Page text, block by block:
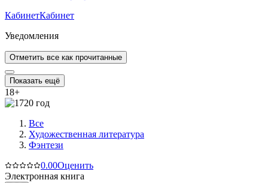
КабинетКабинет
Уведомления
Отметить все как прочитанные
Показать ещё
18+
Все
Художественная литература
Фэнтези
0.00Оценить
Электронная книга